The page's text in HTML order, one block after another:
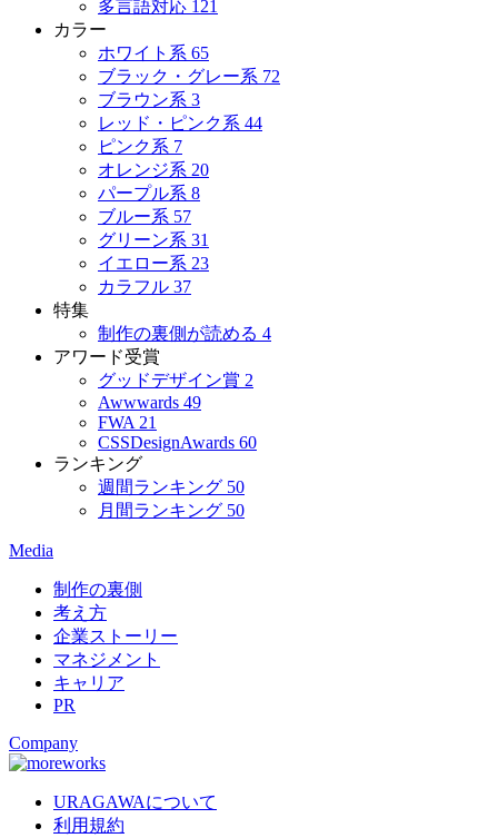
多言語対応 121
カラー
ホワイト系 65
ブラック・グレー系 72
ブラウン系 3
レッド・ピンク系 44
ピンク系 7
オレンジ系 20
パープル系 8
ブルー系 57
グリーン系 31
イエロー系 23
カラフル 37
特集
制作の裏側が読める 4
アワード受賞
グッドデザイン賞 2
Awwwards 49
FWA 21
CSSDesignAwards 60
ランキング
週間ランキング 50
月間ランキング 50
Media
制作の裏側
考え方
企業ストーリー
マネジメント
キャリア
PR
Company
URAGAWAについて
利用規約